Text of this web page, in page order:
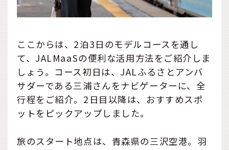
ここからは、2泊3日のモデルコースを通し
て、JALMaaSの便利な活用方法をご紹介しま
しょう。コース初日は、JALふるさとアンバ
サダーである三浦さんをナビゲーターに、全
行程をご紹介。2日目以降は、おすすめスポ
ットをピックアップしました。
旅のスタート地点は、青森県の三沢空港。羽